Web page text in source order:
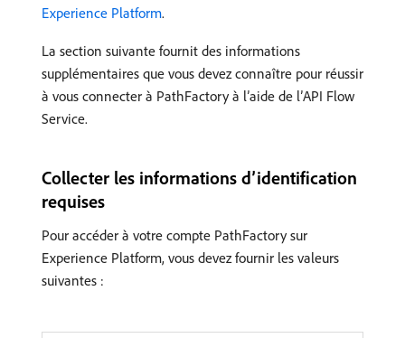
Experience Platform.
La section suivante fournit des informations
supplémentaires que vous devez connaître pour réussir
à vous connecter à PathFactory à l’aide de l’API Flow
Service.
Collecter les informations d’identification
requises
Pour accéder à votre compte PathFactory sur
Experience Platform, vous devez fournir les valeurs
suivantes :